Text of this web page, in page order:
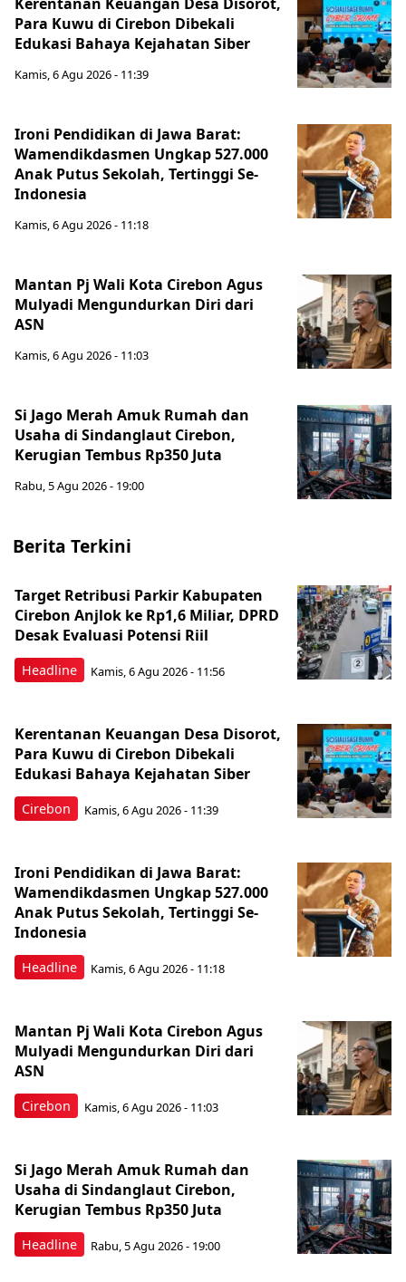
Para Kuwu di Cirebon Dibekali
Edukasi Bahaya Kejahatan Siber
Kamis, 6 Agu 2026 - 11:39
Ironi Pendidikan di Jawa Barat:
Wamendikdasmen Ungkap 527.000
Anak Putus Sekolah, Tertinggi Se-
Indonesia
Kamis, 6 Agu 2026 - 11:18
Mantan Pj Wali Kota Cirebon Agus
Mulyadi Mengundurkan Diri dari
ASN
Kamis, 6 Agu 2026 - 11:03
Si Jago Merah Amuk Rumah dan
Usaha di Sindanglaut Cirebon,
Kerugian Tembus Rp350 Juta
Rabu, 5 Agu 2026 - 19:00
Berita Terkini
Headline
Target Retribusi Parkir Kabupaten
Cirebon Anjlok ke Rp1,6 Miliar, DPRD
Desak Evaluasi Potensi Riil
Kamis, 6 Agu 2026 - 11:56
Cirebon
Kerentanan Keuangan Desa Disorot,
Para Kuwu di Cirebon Dibekali
Edukasi Bahaya Kejahatan Siber
Kamis, 6 Agu 2026 - 11:39
Headline
Ironi Pendidikan di Jawa Barat:
Wamendikdasmen Ungkap 527.000
Anak Putus Sekolah, Tertinggi Se-
Indonesia
Kamis, 6 Agu 2026 - 11:18
Cirebon
Mantan Pj Wali Kota Cirebon Agus
Mulyadi Mengundurkan Diri dari
ASN
Kamis, 6 Agu 2026 - 11:03
Headline
Si Jago Merah Amuk Rumah dan
Usaha di Sindanglaut Cirebon,
Kerugian Tembus Rp350 Juta
Rabu, 5 Agu 2026 - 19:00